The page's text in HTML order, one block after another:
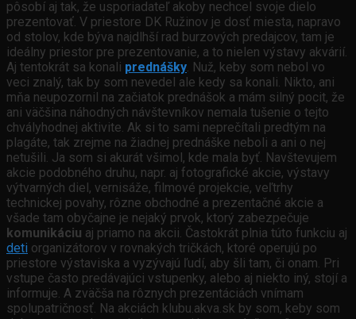
pôsobí aj tak, že usporiadateľ akoby nechcel svoje dielo
prezentovať. V priestore DK Ružinov je dosť miesta, napravo
od stolov, kde býva najdlhší rad burzových predajcov, tam je
ideálny priestor pre prezentovanie, a to nielen výstavy akvárií.
Aj tentokrát sa konali prednášky. Nuž, keby som nebol vo
veci znalý, tak by som nevedel ale kedy sa konali. Nikto, ani
mňa neupozornil na začiatok prednášok a mám silný pocit, že
ani väčšina náhodných návštevníkov nemala tušenie o tejto
chvályhodnej aktivite. Ak si to sami neprečítali predtým na
plagáte, tak zrejme na žiadnej prednáške neboli a ani o nej
netušili. Ja som si akurát všimol, kde mala byť. Navštevujem
akcie podobného druhu, napr. aj fotografické akcie, výstavy
výtvarných diel, vernisáže, filmové projekcie, veľtrhy
technickej povahy, rôzne obchodné a prezentačné akcie a
všade tam obyčajne je nejaký prvok, ktorý zabezpečuje
komunikáciu aj priamo na akcii. Častokrát plnia túto funkciu aj
deti organizátorov v rovnakých tričkách, ktoré operujú po
priestore výstaviska a vyzývajú ľudí, aby šli tam, či onam. Pri
vstupe často predávajúci vstupenky, alebo aj niekto iný, stojí a
informuje. A zväčša na rôznych prezentáciách vnímam
spolupatričnosť. Na akciách klubu.akva.sk by som, keby som